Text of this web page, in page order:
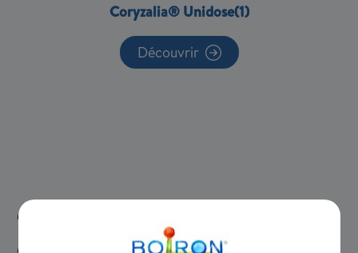
Coryzalia® Unidose(1)
Découvrir
(1) Adapté aux enfants dès 6 mois
(2) A partir de 18 mois. Chez l'enfant de 18 mois à 6